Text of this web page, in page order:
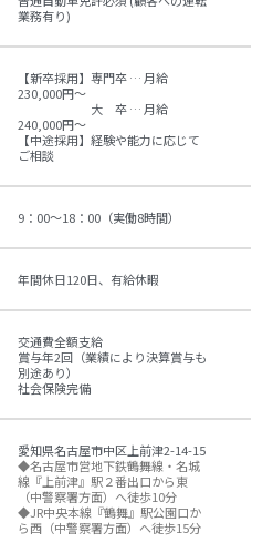
業務有り)
【新卒採用】専門卒 … 月給
230,000円～
大 卒 … 月給
240,000円～
【中途採用】経験や能力に応じて
ご相談
9：00～18：00（実働8時間）
年間休日120日、有給休暇
交通費全額支給
賞与年2回（業績により決算賞与も
別途あり）
社会保険完備
愛知県名古屋市中区上前津2-14-15
◆名古屋市営地下鉄鶴舞線・名城
線『上前津』駅２番出口から東
（中警察署方面）へ徒歩10分
◆JR中央本線『鶴舞』駅公園口か
ら西（中警察署方面）へ徒歩15分